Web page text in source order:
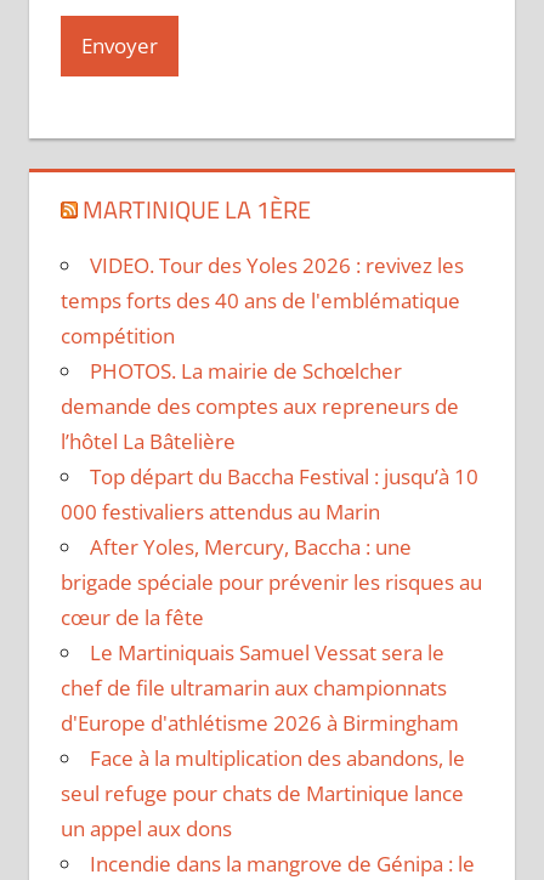
MARTINIQUE LA 1ÈRE
VIDEO. Tour des Yoles 2026 : revivez les
temps forts des 40 ans de l'emblématique
compétition
PHOTOS. La mairie de Schœlcher
demande des comptes aux repreneurs de
l’hôtel La Bâtelière
Top départ du Baccha Festival : jusqu’à 10
000 festivaliers attendus au Marin
After Yoles, Mercury, Baccha : une
brigade spéciale pour prévenir les risques au
cœur de la fête
Le Martiniquais Samuel Vessat sera le
chef de file ultramarin aux championnats
d'Europe d'athlétisme 2026 à Birmingham
Face à la multiplication des abandons, le
seul refuge pour chats de Martinique lance
un appel aux dons
Incendie dans la mangrove de Génipa : le